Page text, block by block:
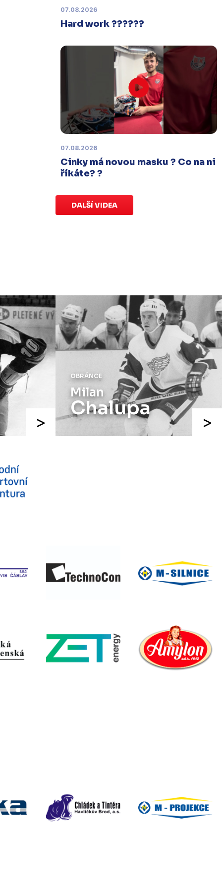
Úterý 27. ledna |Utkání 32. kola v
, které se mělo původně
odehrát 31. ledna, bylo z důvodu
marodky Králů
odloženo. Kluby se
domluvily na náhradním termínu,
Bruslaři se s Pískem utkají venku
pondělí 16. února od 18:00 .
Charitativní aukce
Sobota 3. ledna | Vydražte si na
na pomoc předčasně narozeným
dětem.Charitativní aukce
proti Ústí nad Labem, které se mělo
původně odehrát 15. listopadu, bylo z
důvodu marodky Slovanuodloženo
Kluby se domluvily na náhradním
termínu, Bruslaři se s Ústím nad
Labem utkají domav Kotlině ve
středu 26. listopadu od 18:00
.
07.08.2026
Hard work ??????
07.08.2026
Cinky má novou masku ? Co na ni
říkáte? ?
DALŠÍ VIDEA
OBRÁNCE
Milan
Chalupa